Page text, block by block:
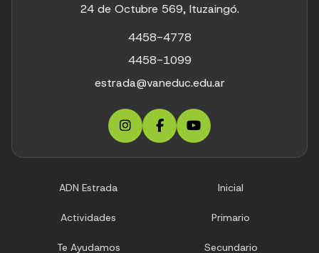
24 de Octubre 569, Ituzaingó.
4458-4778
4458-1099
estrada@vaneduc.edu.ar
ADN Estrada Inicial
Actividades Primario
Te Ayudamos Secundario